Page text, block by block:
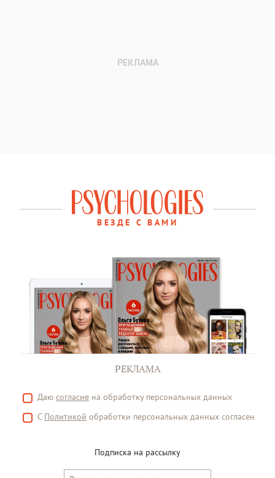
ВЕЗДЕ С ВАМИ
РЕКЛАМА
Даю согласие на обработку персональных данных
С Политикой обработки персональных данных согласен
Подписка на рассылку